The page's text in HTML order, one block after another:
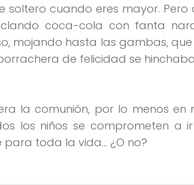
soltero cuando eres mayor.
coca-cola con fanta
mojando hasta las gambas,
de felicidad se
la comunión, por lo menos
los niños se comprometen
toda la vida… ¿O no?